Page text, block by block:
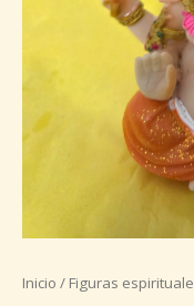
Inicio / Figuras